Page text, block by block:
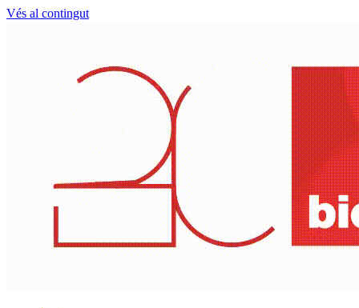
Vés al contingut